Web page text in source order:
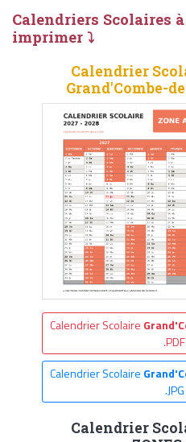
Calendriers Scolaires
imprimer ⤵
Calendrier
Grand'Combe-
Calendrier Scolaire
Calendrier Scolaire
.JPG
Calendrier